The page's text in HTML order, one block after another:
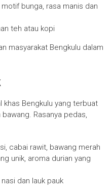
bunga, rasa manis dan
teh atau kopi
masyarakat Bengkulu dalam
khas Bengkulu yang terbuat
Rasanya pedas,
cabai rawit, bawang merah
unik, aroma durian yang
dan lauk pauk